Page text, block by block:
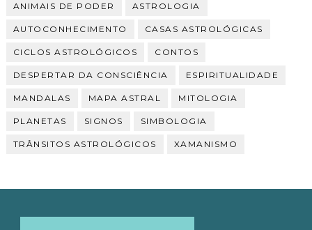
ANIMAIS DE PODER ASTROLOGIA
AUTOCONHECIMENTO CASAS ASTROLÓGICAS
CICLOS ASTROLÓGICOS CONTOS
DESPERTAR DA CONSCIÊNCIA ESPIRITUALIDADE
MANDALAS MAPA ASTRAL MITOLOGIA
PLANETAS SIGNOS SIMBOLOGIA
TRÂNSITOS ASTROLÓGICOS XAMANISMO